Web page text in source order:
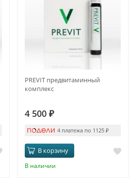
PREVIT предвитаминный
комплекс
4 500 ₽
4 платежа по 1125₽
В корзину
В наличии